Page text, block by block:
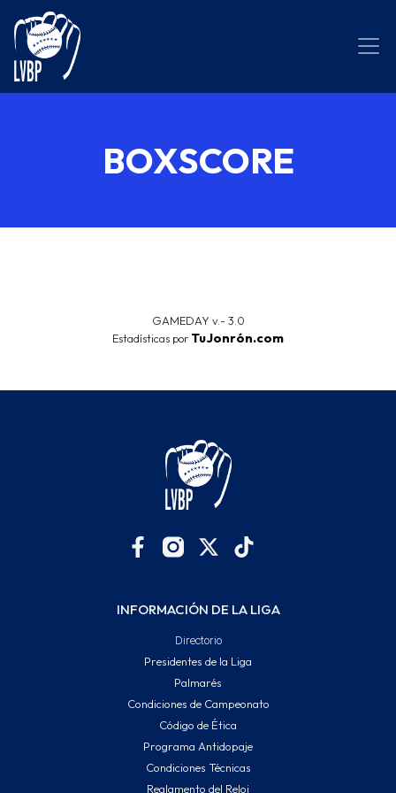
BOXSCORE
GAMEDAY v.- 3.0
Estadísticas por TuJonrón.com
INFORMACIÓN DE LA LIGA
Directorio
Presidentes de la Liga
Palmarés
Condiciones de Campeonato
Código de Ética
Programa Antidopaje
Condiciones Técnicas
Reglamento del Reloj